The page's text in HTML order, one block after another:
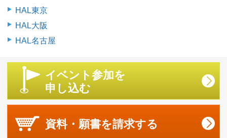
HAL東京
HAL大阪
HAL名古屋
イベント参加を
申し込む
資料・願書を請求する